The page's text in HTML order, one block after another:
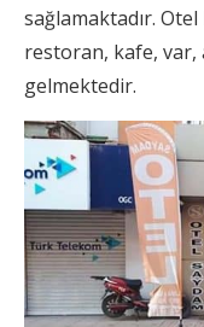
sağlamaktadır.
restoran, kafe, var,
gelmektedir.